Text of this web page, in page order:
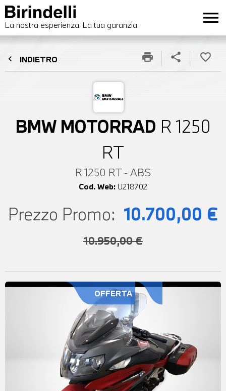
La nostra esperienza. La tua garanzia. menu
chevron_left INDIETRO
BMW MOTORRAD R 1250
RT
R 1250 RT - ABS
Cod. Web: U218702
print share favorite_border
Prezzo Promo: 10.700,00 €
10.950,00 €
OFFERTA